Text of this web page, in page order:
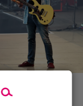
konsertti